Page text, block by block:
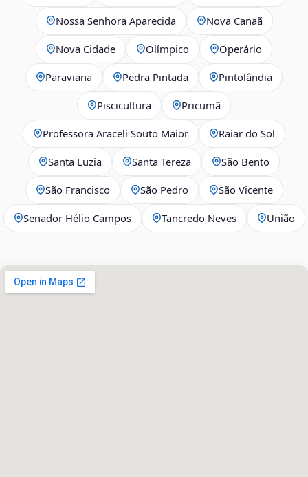
Nossa Senhora Aparecida Nova Canaã
Nova Cidade Olímpico Operário
Paraviana Pedra Pintada Pintolândia
Piscicultura Pricumã
Professora Araceli Souto Maior Raiar do Sol
Santa Luzia Santa Tereza São Bento
São Francisco São Pedro São Vicente
Senador Hélio Campos Tancredo Neves União